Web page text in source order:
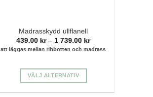
Madrasskydd ullflanell
439.00 kr – 1 739.00 krPrisintervall:
439.00 kr
till
att läggas mellan ribbotten och madrass
VÄLJ ALTERNATIV